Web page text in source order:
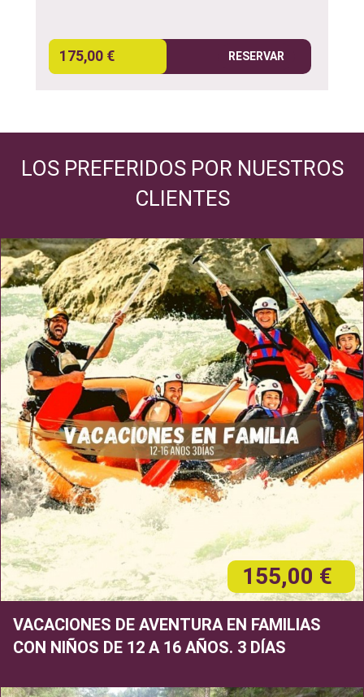
175,00 € RESERVAR
LOS PREFERIDOS POR NUESTROS
CLIENTES
155,00 €
VACACIONES DE AVENTURA EN FAMILIAS
CON NIÑOS DE 12 A 16 AÑOS. 3 DÍAS